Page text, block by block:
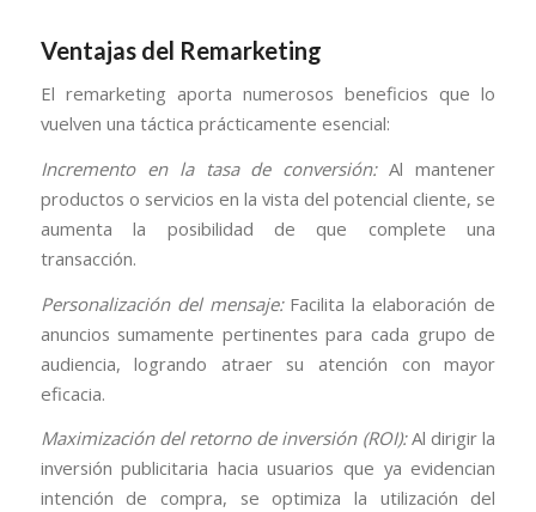
Ventajas del Remarketing
El remarketing aporta numerosos beneficios que lo
vuelven una táctica prácticamente esencial:
Incremento en la tasa de conversión:Al mantener
productos o servicios en la vista del potencial cliente, se
aumenta la posibilidad de que complete una
transacción.
Personalización del mensaje:Facilita la elaboración de
anuncios sumamente pertinentes para cada grupo de
audiencia, logrando atraer su atención con mayor
eficacia.
Maximización del retorno de inversión (ROI):Al dirigir la
inversión publicitaria hacia usuarios que ya evidencian
intención de compra, se optimiza la utilización del